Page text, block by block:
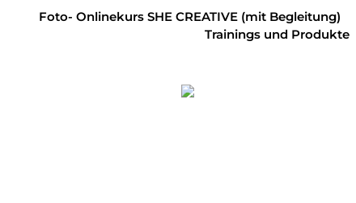
Foto- Onlinekurs SHE CREATIVE (mit Begleitung)
Trainings und Produkte